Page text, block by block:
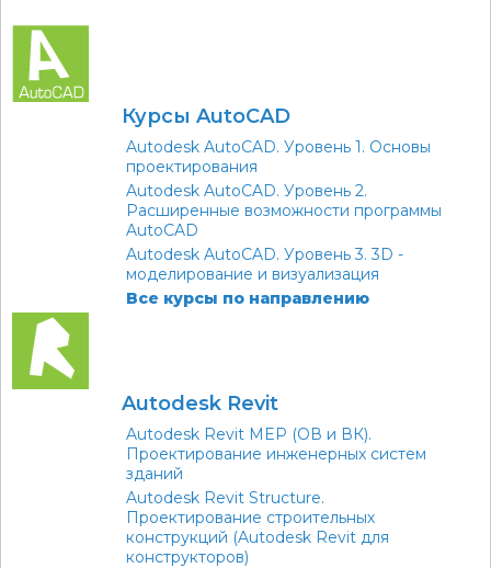
Курсы AutoCAD
Autodesk AutoCAD. Уровень 1. Основы
проектирования
Autodesk AutoCAD. Уровень 2.
Расширенные возможности программы
AutoCAD
Autodesk AutoCAD. Уровень 3. 3D -
моделирование и визуализация
Все курсы по направлению
Autodesk Revit
Autodesk Revit MEP (ОВ и ВК).
Проектирование инженерных систем
зданий
Autodesk Revit Structure.
Проектирование строительных
конструкций (Autodesk Revit для
конструкторов)